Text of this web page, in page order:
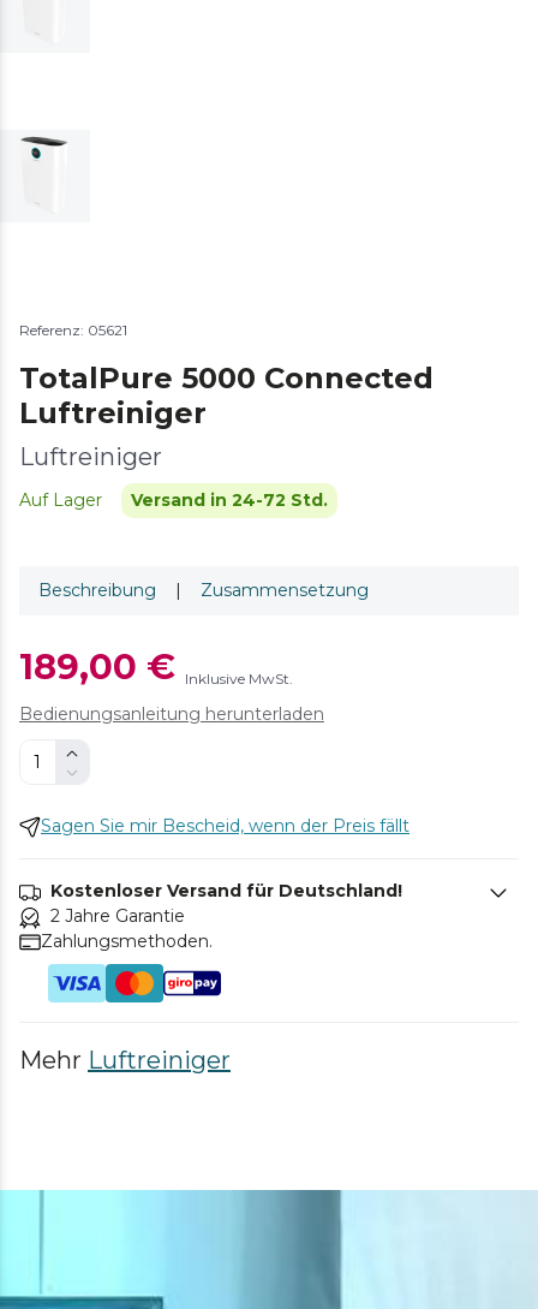
Referenz: 05621
TotalPure 5000 Connected
Luftreiniger
Luftreiniger
Auf Lager Versand in 24-72 Std.
Beschreibung | Zusammensetzung
189,00 € Inklusive MwSt.
Bedienungsanleitung herunterladen
Sagen Sie mir Bescheid, wenn der Preis fällt
Kostenloser Versand für Deutschland!
2 Jahre Garantie
Zahlungsmethoden.
Mehr Luftreiniger